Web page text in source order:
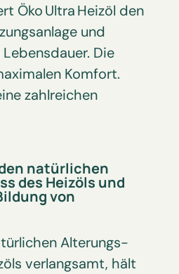
Öko Ultra Heizöl den
und
Die
Komfort.
zahlreichen
natürlichen
des Heizöls und
von
Alterungs­
verlangsamt, hält